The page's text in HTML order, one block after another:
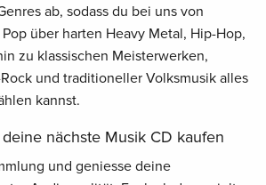
ab, sodass du bei uns von
über harten Heavy Metal, Hip-Hop,
zu klassischen Meisterwerken,
und traditioneller Volksmusik alles
kannst.
nächste Musik CD kaufen
und geniesse deine